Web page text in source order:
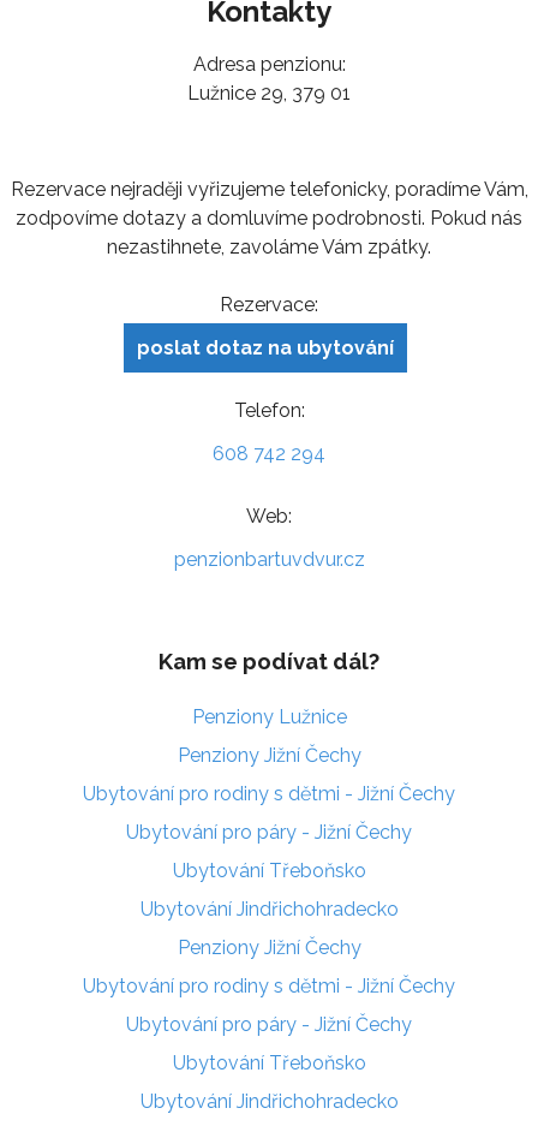
Kontakty
Adresa penzionu:
Lužnice 29, 379 01
Rezervace nejraději vyřizujeme telefonicky, poradíme Vám,
zodpovíme dotazy a domluvíme podrobnosti. Pokud nás
nezastihnete, zavoláme Vám zpátky.
Rezervace:
poslat dotaz na ubytování
Telefon:
608 742 294
Web:
penzionbartuvdvur.cz
Kam se podívat dál?
Penziony Lužnice
Penziony Jižní Čechy
Ubytování pro rodiny s dětmi - Jižní Čechy
Ubytování pro páry - Jižní Čechy
Ubytování Třeboňsko
Ubytování Jindřichohradecko
Penziony Jižní Čechy
Ubytování pro rodiny s dětmi - Jižní Čechy
Ubytování pro páry - Jižní Čechy
Ubytování Třeboňsko
Ubytování Jindřichohradecko